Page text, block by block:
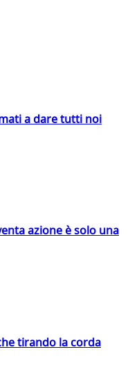
a dare tutti noi
azione è solo una
tirando la corda